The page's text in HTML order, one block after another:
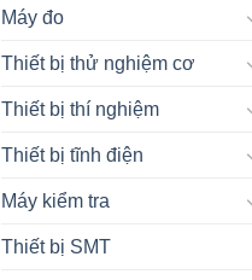
Máy đo
Thiết bị thử nghiệm cơ
Thiết bị thí nghiệm
Thiết bị tĩnh điện
Máy kiểm tra
Thiết bị SMT